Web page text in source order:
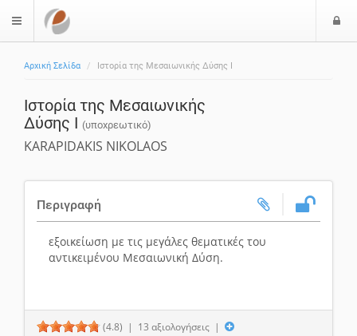
$langMenu
Αρχική Σελίδα Ιστορία της Μεσαιωνικής Δύσης Ι
Ιστορία της Μεσαιωνικής
Δύσης Ι (υποχρεωτικό)
KARAPIDAKIS NIKOLAOS
Περιγραφή
εξοικείωση με τις μεγάλες θεματικές του
αντικειμένου Μεσαιωνική Δύση.
(4.8) | 13 αξιολογήσεις |